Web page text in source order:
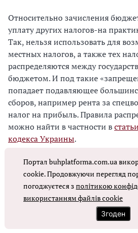
Относительно зачисления
уплату других налогов-на
Так, нельзя использовать для
местных налогов, а также тех
распределяются между
бюджетом. И под такие
попадает подавляющее
сборов, например рента за
налог на прибыль. Правила
можно найти в частности в
кодекса Украины.
Внимание:получить
не обязанность плательщика.
хотите, до вынесите эту сумму в
декларации, если такой «минус»
условиям возмещения. Тот
соответствует условиям
Портал buhplatforma.com.ua
cookie. Продовжуючи перегляд
погоджуєтеся зполітикою
використанням файлів cookie
Згоден